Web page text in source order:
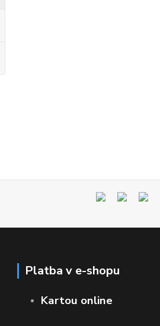
Platba v e-shopu
Kartou online